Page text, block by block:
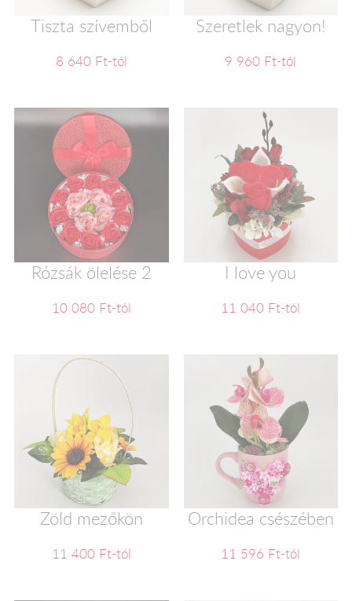
Tiszta szívemből
8 640 Ft-tól
Szeretlek nagyon!
9 960 Ft-tól
Rózsák ölelése 2
10 080 Ft-tól
I love you
11 040 Ft-tól
Zöld mezőkön
11 400 Ft-tól
Orchidea csészében
11 596 Ft-tól